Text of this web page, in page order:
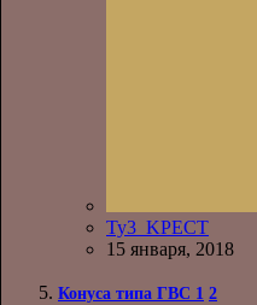
Ty3_KPECT
15 января, 2018
Конуса типа ГВС 1 2